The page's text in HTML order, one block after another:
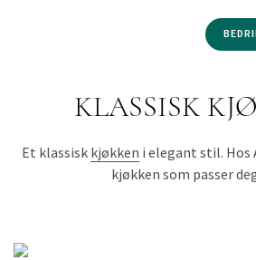
KLASSISK
Et klassisk kjøkken i elegant stil. Hos
kjøkken som passer